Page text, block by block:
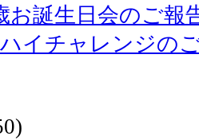
誕生日会のご報
イチャレンジの